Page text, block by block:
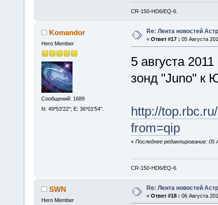
CR-150-HD6/EQ-6.
Komandor
Hero Member
Сообщений: 1689
N: 49*53'22"; E: 36*01'54".
Re: Лента новостей
« Ответ #17 : 05 Августа
5 августа
зонд "Juno" к
http://
from=qip
« Последнее редактирование: 05
CR-150-HD6/EQ-6.
SWN
Hero Member
Re: Лента новостей
« Ответ #18 : 06 Августа